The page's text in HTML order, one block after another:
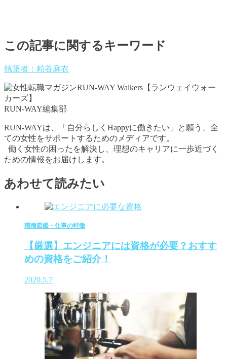
この記事に関するキーワード
執筆者：粕谷麻衣
RUN-WAY編集部
RUN-WAYは、「自分らしくHappyに働きたい」と願う、全
ての女性をサポートするためのメディアです。
働く女性の困ったを解決し、理想のキャリアに一歩近づく
ための情報をお届けします。
あわせて読みたい
職種図鑑・仕事の特徴
【厳選】エンジニアには資格が必要？おすす
めの資格をご紹介！
2020.5.7